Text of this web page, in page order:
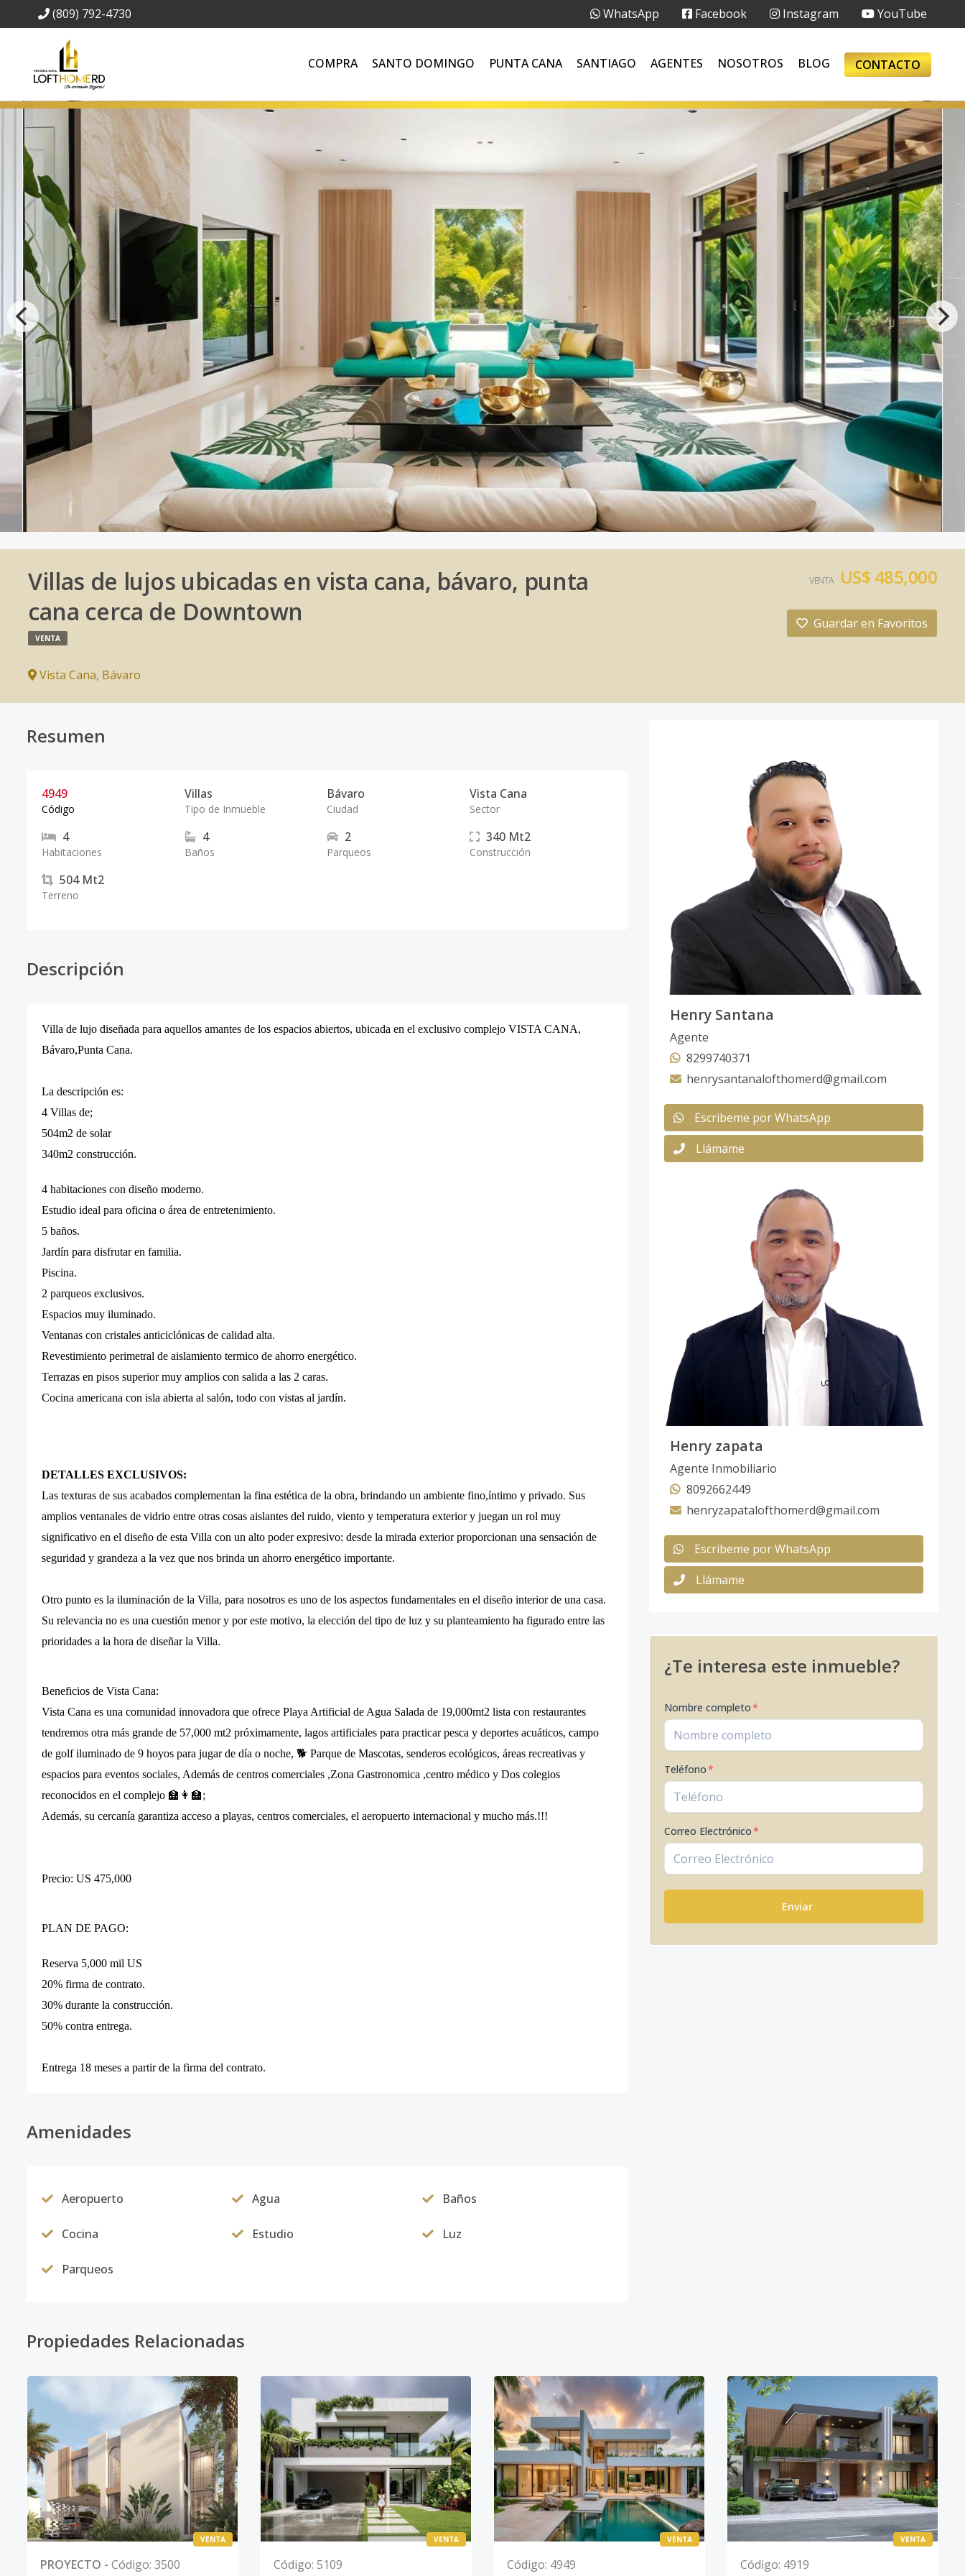
(809) 792-4730 WhatsApp Facebook Instagram YouTube
COMPRA SANTO DOMINGO PUNTA CANA SANTIAGO AGENTES NOSOTROS BLOG CONTACTO
Villas de lujos ubicadas en vista cana, bávaro, punta
cana cerca de Downtown
VENTA
Vista Cana, Bávaro
VENTA US$ 485,000
Guardar en Favoritos
Resumen
4949
Código
Villas
Tipo de Inmueble
Bávaro
Ciudad
Vista Cana
Sector
4
Habitaciones
4
Baños
2
Parqueos
340 Mt2
Construcción
504 Mt2
Terreno
Descripción
Villa de lujo diseñada para aquellos amantes de los espacios abiertos, ubicada en el exclusivo complejo VISTA CANA,
Bávaro,Punta Cana.
La descripción es:
4 Villas de;
504m2 de solar
340m2 construcción.
4 habitaciones con diseño moderno.
Estudio ideal para oficina o área de entretenimiento.
5 baños.
Jardín para disfrutar en familia.
Piscina.
2 parqueos exclusivos.
Espacios muy iluminado.
Ventanas con cristales anticiclónicas de calidad alta.
Revestimiento perimetral de aislamiento termico de ahorro energético.
Terrazas en pisos superior muy amplios con salida a las 2 caras.
Cocina americana con isla abierta al salón, todo con vistas al jardín.
DETALLES EXCLUSIVOS:
Las texturas de sus acabados complementan la fina estética de la obra, brindando un ambiente fino,íntimo y privado. Sus
amplios ventanales de vidrio entre otras cosas aislantes del ruido, viento y temperatura exterior y juegan un rol muy
significativo en el diseño de esta Villa con un alto poder expresivo: desde la mirada exterior proporcionan una sensación de
seguridad y grandeza a la vez que nos brinda un ahorro energético importante.
Otro punto es la iluminación de la Villa, para nosotros es uno de los aspectos fundamentales en el diseño interior de una casa.
Su relevancia no es una cuestión menor y por este motivo, la elección del tipo de luz y su planteamiento ha figurado entre las
prioridades a la hora de diseñar la Villa.
Beneficios de Vista Cana:
Vista Cana es una comunidad innovadora que ofrece Playa Artificial de Agua Salada de 19,000mt2 lista con restaurantes
tendremos otra más grande de 57,000 mt2 próximamente, lagos artificiales para practicar pesca y deportes acuáticos, campo
de golf iluminado de 9 hoyos para jugar de día o noche, 🐕 Parque de Mascotas, senderos ecológicos, áreas recreativas y
espacios para eventos sociales, Además de centros comerciales ,Zona Gastronomica ,centro médico y Dos colegios
reconocidos en el complejo 🏫👩‍🏫;
Además, su cercanía garantiza acceso a playas, centros comerciales, el aeropuerto internacional y mucho más.!!!
Precio: US 475,000
PLAN DE PAGO:
Reserva 5,000 mil US
20% firma de contrato.
30% durante la construcción.
50% contra entrega.
Entrega 18 meses a partir de la firma del contrato.
Amenidades
Aeropuerto Agua Baños
Cocina Estudio Luz
Parqueos
Henry Santana
Agente
8299740371
henrysantanalofthomerd@gmail.com
Escribeme por WhatsApp
Llámame
Henry zapata
Agente Inmobiliario
8092662449
henryzapatalofthomerd@gmail.com
Escribeme por WhatsApp
Llámame
¿Te interesa este inmueble?
Nombre completo*
Teléfono*
Correo Electrónico*
Enviar
Propiedades Relacionadas
VENTA
PROYECTO - Código: 3500
VENTA
Código: 5109
VENTA
Código: 4949
VENTA
Código: 4919